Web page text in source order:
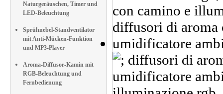
Naturgeräuschen, Timer und
LED-Beleuchtung
Sprühnebel-Standventilator
mit Anti-Mücken-Funktion
und MP3-Player
Aroma-Diffusor-Kamin mit
RGB-Beleuchtung und
Fernbedienung